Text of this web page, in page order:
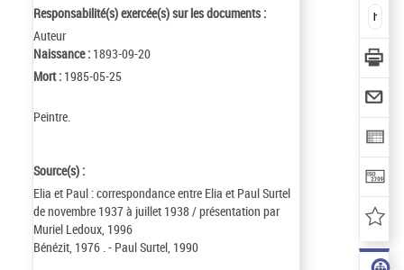
Responsabilité(s) exercée(s) sur les documents :
Auteur
Naissance : 1893-09-20
Mort : 1985-05-25
Peintre.
Source(s) :
Elia et Paul : correspondance entre Elia et Paul Surtel
de novembre 1937 à juillet 1938 / présentation par
Muriel Ledoux, 1996
Bénézit, 1976 . - Paul Surtel, 1990